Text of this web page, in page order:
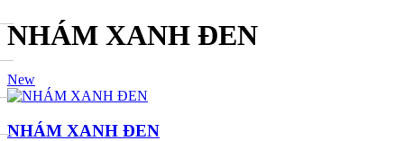
NHÁM XANH ĐEN
New
NHÁM XANH ĐEN